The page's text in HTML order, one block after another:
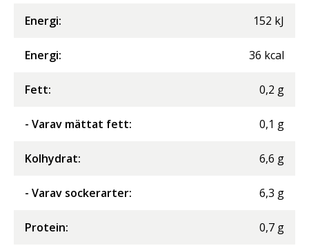
Energi: 152 kJ
Energi: 36 kcal
Fett: 0,2 g
- Varav mättat fett: 0,1 g
Kolhydrat: 6,6 g
- Varav sockerarter: 6,3 g
Protein: 0,7 g